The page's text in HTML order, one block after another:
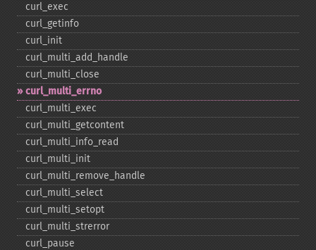
curl_​exec
curl_​getinfo
curl_​init
curl_​multi_​add_​handle
curl_​multi_​close
curl_​multi_​errno
curl_​multi_​exec
curl_​multi_​getcontent
curl_​multi_​info_​read
curl_​multi_​init
curl_​multi_​remove_​handle
curl_​multi_​select
curl_​multi_​setopt
curl_​multi_​strerror
curl_​pause